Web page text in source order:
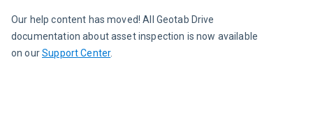
Our help content has moved! All Geotab Drive
documentation about asset inspection is now available
on our Support Center.